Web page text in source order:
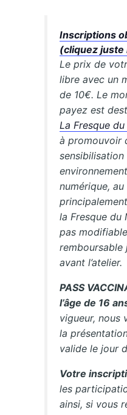
Inscriptions
(cliquez juste
Le prix de
libre avec un
de 10€. Le
payez est
La Fresque
à promouvoir
numérique,
la Fresque du
pas
remboursable
avant l’atelier.
PASS
l’âge de 16
vigueur, nous
la
valide le jour
Votre
les
ainsi, si vous